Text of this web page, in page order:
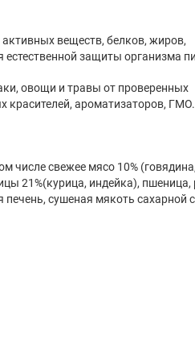
веществ, белков, жиров,
защиты организма
овощи и травы от проверенных
красителей, ароматизаторов, ГМО.
числе свежее мясо 10%
21%(курица, индейка), пшеница,
сушеная мякоть сахарной